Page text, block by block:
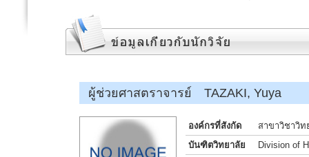
ผู้ช่วยศาสตราจารย์ TAZAKI, Yuya
องค์กรที่สังกัด
สาขาวิชาวิ
บันฑิตวิทยาลัย
Division of